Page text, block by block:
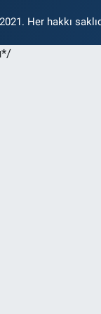
Her hakkı